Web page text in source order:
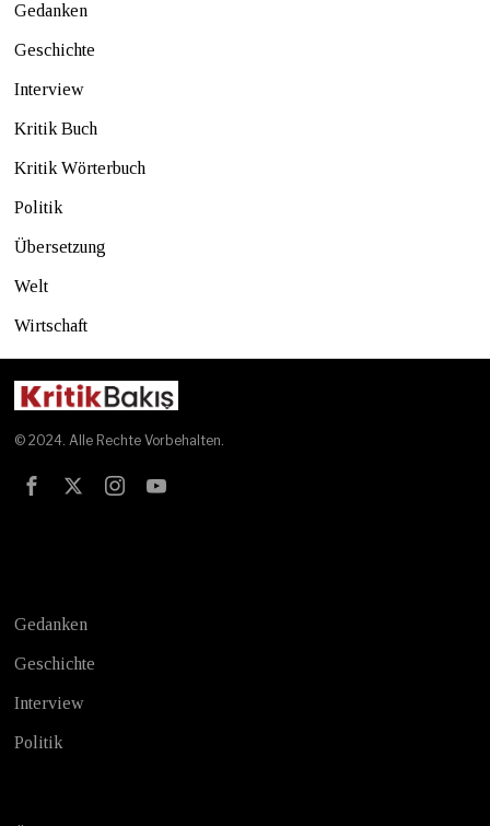
Gedanken
Geschichte
Interview
Kritik Buch
Kritik Wörterbuch
Politik
Übersetzung
Welt
Wirtschaft
© 2024. Alle Rechte Vorbehalten.
Gedanken
Geschichte
Interview
Politik